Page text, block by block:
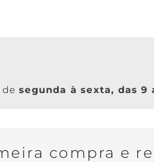
desegunda à sexta, das 9
compra e